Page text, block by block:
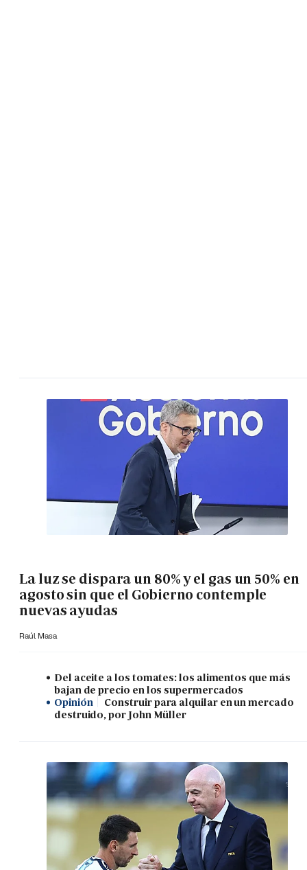
La luz se dispara un 80% y el gas un 50% en
agosto sin que el Gobierno contemple
nuevas ayudas
Raúl Masa
Del aceite a los tomates: los alimentos que más
bajan de precio en los supermercados
Opinión
Construir para alquilar en un mercado
destruido, por John Müller